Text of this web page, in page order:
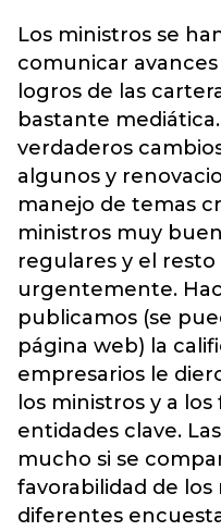
Los ministros se
comunicar
logros de las
bastante
verdaderos
algunos y
manejo de temas
ministros muy
regulares y el
urgentemente.
publicamos (se
página web) la
empresarios le
los ministros y a
entidades clave.
mucho si se
favorabilidad de los
diferentes